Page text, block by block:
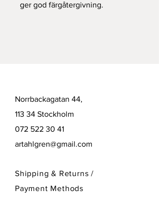
ger god färgåtergivning.
Norrbackagatan 44,
113 34 Stockholm
072 522 30 41
artahlgren@gmail.com
Shipping & Returns /
Payment Methods